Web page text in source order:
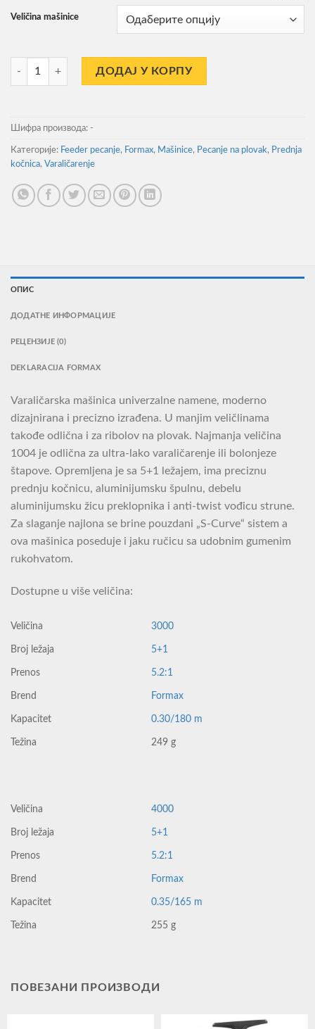
Veličina mašinice
Mašinica Formax Flame Spin количина
ДОДАЈ У КОРПУ
Шифра производа: -
Категорије: Feeder pecanje, Formax, Mašinice, Pecanje na plovak, Prednja
kočnica, Varaličarenje
ОПИС
ДОДАТНЕ ИНФОРМАЦИЈЕ
РЕЦЕНЗИЈЕ (0)
DEKLARACIJA FORMAX
Varaličarska mašinica univerzalne namene, moderno
dizajnirana i precizno izrađena. U manjim veličlinama
takođe odlična i za ribolov na plovak. Najmanja veličina
1004 je odlična za ultra-lako varaličarenje ili bolonjeze
štapove. Opremljena je sa 5+1 ležajem, ima preciznu
prednju kočnicu, aluminijumsku špulnu, debelu
aluminijumsku žicu preklopnika i anti-twist vođicu strune.
Za slaganje najlona se brine pouzdani „S-Curve“ sistem a
ova mašinica poseduje i jaku ručicu sa udobnim gumenim
rukohvatom.
Dostupne u više veličina:
Veličina 3000
Broj ležaja 5+1
Prenos 5.2:1
Brend Formax
Kapacitet 0.30/180 m
Težina 249 g
Veličina 4000
Broj ležaja 5+1
Prenos 5.2:1
Brend Formax
Kapacitet 0.35/165 m
Težina 255 g
ПОВЕЗАНИ ПРОИЗВОДИ